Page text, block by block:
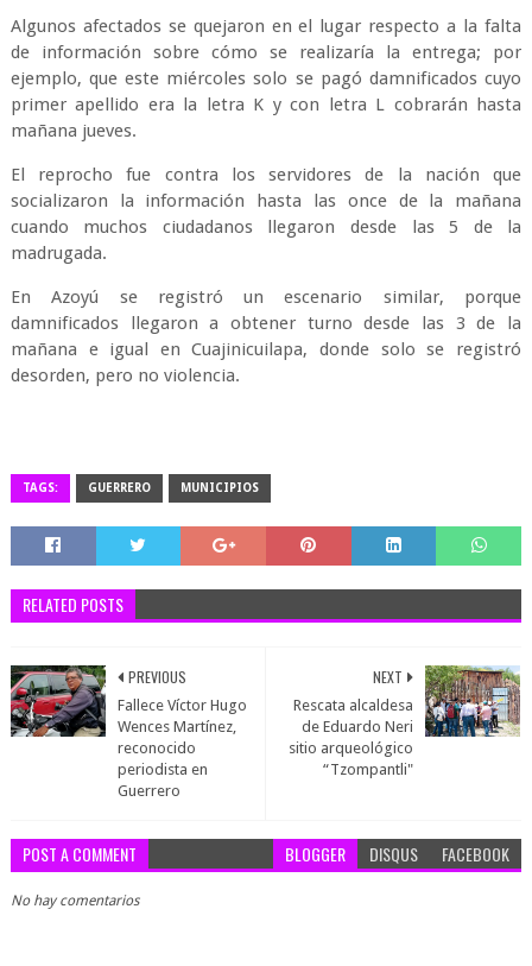
Algunos afectados se quejaron en el lugar respecto a la falta
de información sobre cómo se realizaría la entrega; por
ejemplo, que este miércoles solo se pagó damnificados cuyo
primer apellido era la letra K y con letra L cobrarán hasta
mañana jueves.
El reprocho fue contra los servidores de la nación que
socializaron la información hasta las once de la mañana
cuando muchos ciudadanos llegaron desde las 5 de la
madrugada.
En Azoyú se registró un escenario similar, porque
damnificados llegaron a obtener turno desde las 3 de la
mañana e igual en Cuajinicuilapa, donde solo se registró
desorden, pero no violencia.
TAGS: GUERRERO MUNICIPIOS
RELATED POSTS
NEXT
Rescata alcaldesa
de Eduardo Neri
sitio arqueológico
“Tzompantli"
PREVIOUS
Fallece Víctor Hugo
Wences Martínez,
reconocido
periodista en
Guerrero
POST A COMMENT BLOGGER DISQUS FACEBOOK
No hay comentarios